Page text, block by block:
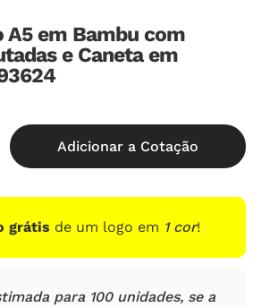
A5 em Bambu com
e Caneta em
Adicionar a Cotação
grátis de um logo em 1 cor!
para 100 unidades, se a